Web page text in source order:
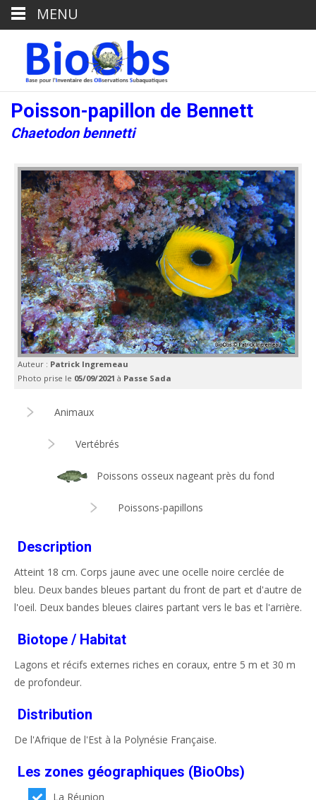
Poisson-papillon de Bennett
Chaetodon bennetti
Auteur : Patrick Ingremeau
Photo prise le 05/09/2021 à Passe Sada
Animaux
Vertébrés
Poissons osseux nageant près du fond
Poissons-papillons
Description
Atteint 18 cm. Corps jaune avec une ocelle noire cerclée de
bleu. Deux bandes bleues partant du front de part et d'autre de
l'oeil. Deux bandes bleues claires partant vers le bas et l'arrière.
Biotope / Habitat
Lagons et récifs externes riches en coraux, entre 5 m et 30 m
de profondeur.
Distribution
De l'Afrique de l'Est à la Polynésie Française.
Les zones géographiques (BioObs)
La Réunion
MENU